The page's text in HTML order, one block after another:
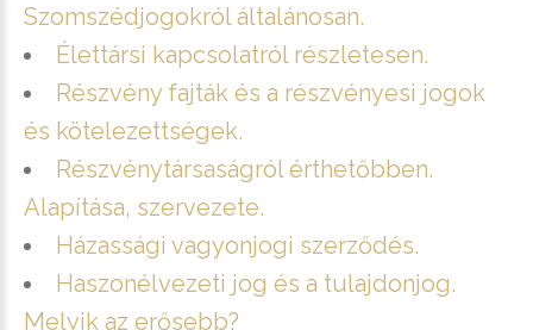
Szomszédjogokról általánosan.
Élettársi kapcsolatról részletesen.
Részvény fajták és a részvényesi jogok
és kötelezettségek.
Részvénytársaságról érthetőbben.
Alapítása, szervezete.
Házassági vagyonjogi szerződés.
Haszonélvezeti jog és a tulajdonjog.
Melyik az erősebb?